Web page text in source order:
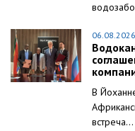
06.08.2026
В
встреча...